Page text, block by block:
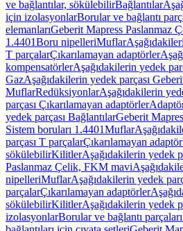
ve bağlantılar, sökülebilirBağlantılar
için izolasyonlarBorular ve bağlantı
elemanlarıGeberit Mapress Paslanmaz
1.4401Boru nipelleriMuflar
T parçalarÇıkarılamayan adaptörler
kompensatörlerAşağıdakilerin yedek
GazAşağıdakilerin yedek parçası
MuflarRedüksiyonlarAşağıdakilerin
parçası Çıkarılamayan adaptörler
yedek parçası BağlantılarGeberit
Sistem boruları 1.4401Muflar
parçası T parçalarÇıkarılamayan
sökülebilirKilitlerAşağıdakilerin yedek
Paslanmaz Çelik, FKM mavi
nipelleriMuflarAşağıdakilerin yedek
parçalarÇıkarılamayan adaptörler
sökülebilirKilitlerAşağıdakilerin yedek
izolasyonlarBorular ve bağlantı